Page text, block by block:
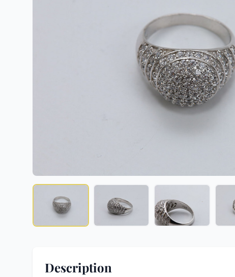
Description